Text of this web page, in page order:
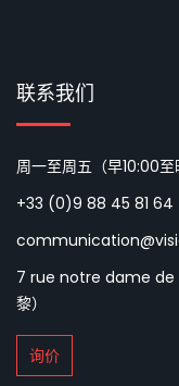
联系我们
周一至周五（早10:00至
+33 (0)9 88 45 81 64
7 rue notre dame de
黎）
询价